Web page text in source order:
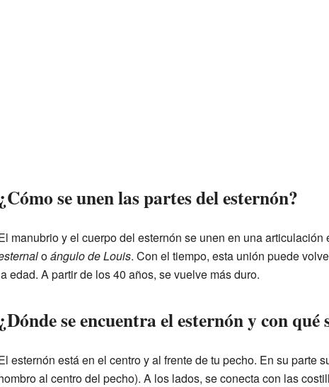
se unen las partes del esternón?
manubrio y el cuerpo del esternón se unen en una
oángulo de Louis. Con el tiempo, esta unión puede
edad. A partir de los 40 años, se vuelve más duro.
se encuentra el esternón y con qué
esternón está en el centro y al frente de tu pecho. En su parte
al centro del pecho). A los lados, se conecta con las